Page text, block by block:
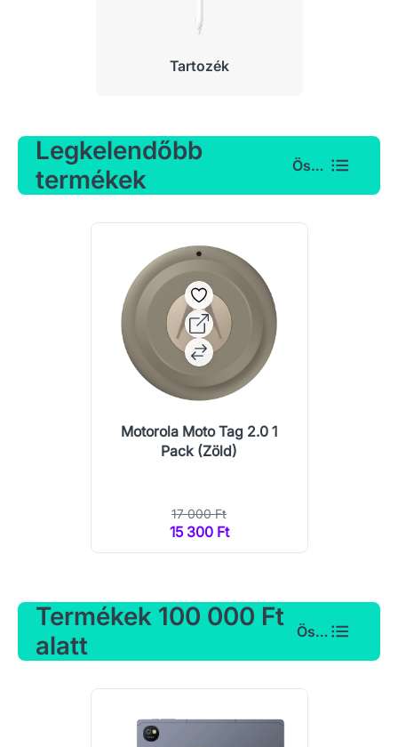
Tartozék
Legkelendőbb
termékek
Összes
Motorola Moto Tag 2.0 1
Pack (Zöld)
17 000 Ft
15 300 Ft
Termékek 100 000 Ft
alatt
Összes